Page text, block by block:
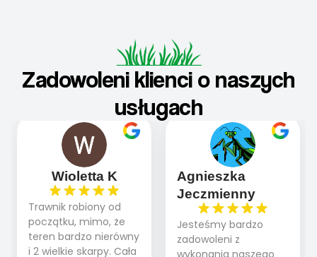
Zadowoleni klienci o naszych
usługach
Wioletta K
Trawnik robiony od
początku, mimo, że
teren bardzo nierówny
i 2 wielkie skarpy. Cała
Agnieszka
Jeczmienny
Jesteśmy bardzo
zadowoleni z
wykonania naszego